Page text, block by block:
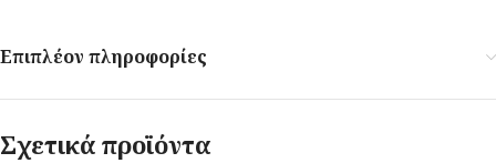
Επιπλέον πληροφορίες
Σχετικά προϊόντα